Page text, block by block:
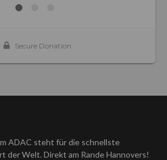
ADAC steht für die schnellste
der Welt. Direkt am Rande Hannovers!